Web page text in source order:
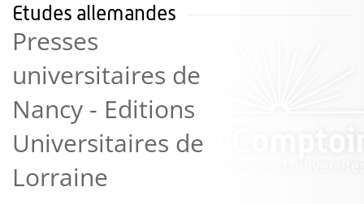
Etudes allemandes
Presses
universitaires de
Nancy - Editions
Universitaires de
Lorraine